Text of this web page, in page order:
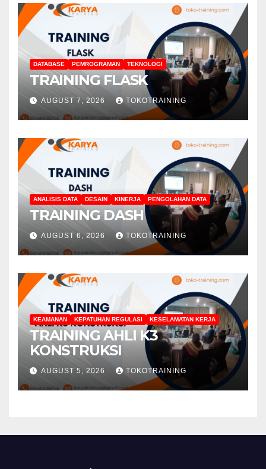
DATABASE PEMROGRAMAN TEKNOLOGI
TRAINING FLASK
AUGUST 7, 2026 TOKOTRAINING
ANALISIS DATA DESAIN KINERJA PENGOLAHAN DATA
TRAINING DASH
AUGUST 6, 2026 TOKOTRAINING
KEAMANAN KEPATUHAN REGULASI KESELAMATAN KERJA
TRAINING AHLI K3
KONSTRUKSI
AUGUST 5, 2026 TOKOTRAINING